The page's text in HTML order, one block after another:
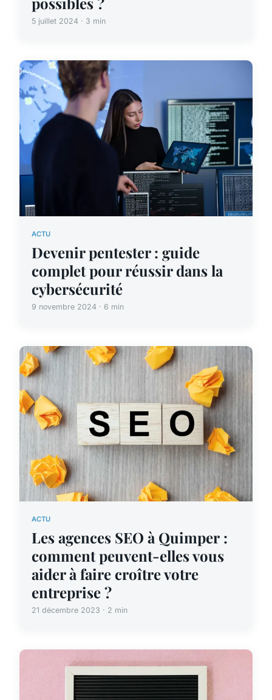
5 juillet 2024 · 3 min
ACTU
Devenir pentester : guide
complet pour réussir dans la
cybersécurité
9 novembre 2024 · 6 min
ACTU
Les agences SEO à Quimper :
comment peuvent-elles vous
aider à faire croître votre
entreprise ?
21 décembre 2023 · 2 min